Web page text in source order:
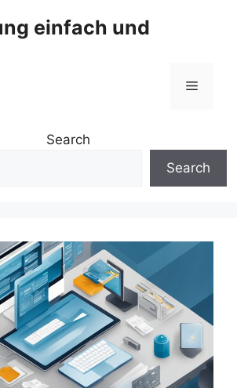
einfach und
Menü
Search
Search